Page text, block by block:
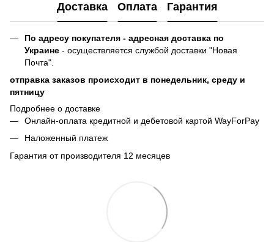
Доставка Оплата Гарантия
По адресу покупателя - адресная доставка по
Украине - осуществляется службой доставки "Новая
Почта".
отправка заказов происходит в понедельник, среду и
пятницу
Подробнее о доставке
Онлайн-оплата кредитной и дебетовой картой WayForPay
Наложенный платеж
Гарантия от производителя 12 месяцев